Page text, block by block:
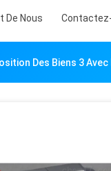
De Nous
Des Biens 3